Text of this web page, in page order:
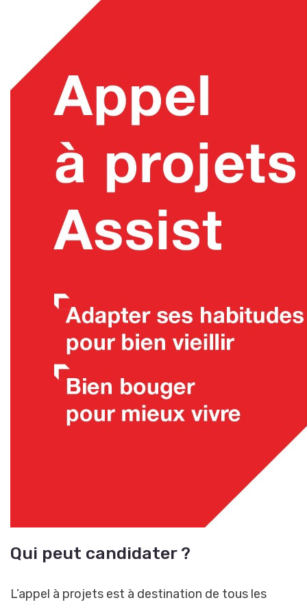
Qui peut candidater ?
L’appel à projets est à destination de tous les